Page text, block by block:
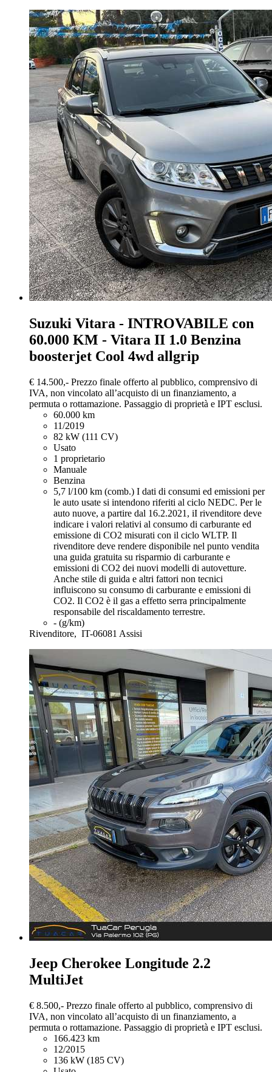
Suzuki Vitara - INTROVABILE con
60.000 KM - Vitara II 1.0 Benzina
boosterjet Cool 4wd allgrip
€ 14.500,- Prezzo finale offerto al pubblico, comprensivo di
IVA, non vincolato all’acquisto di un finanziamento, a
permuta o rottamazione. Passaggio di proprietà e IPT esclusi.
60.000 km
11/2019
82 kW (111 CV)
Usato
1 proprietario
Manuale
Benzina
5,7 l/100 km (comb.) I dati di consumi ed emissioni per
le auto usate si intendono riferiti al ciclo NEDC. Per le
auto nuove, a partire dal 16.2.2021, iI rivenditore deve
indicare i valori relativi al consumo di carburante ed
emissione di CO2 misurati con il ciclo WLTP. Il
rivenditore deve rendere disponibile nel punto vendita
una guida gratuita su risparmio di carburante e
emissioni di CO2 dei nuovi modelli di autovetture.
Anche stile di guida e altri fattori non tecnici
influiscono su consumo di carburante e emissioni di
CO2. Il CO2 è il gas a effetto serra principalmente
responsabile del riscaldamento terrestre.
- (g/km)
Rivenditore, IT-06081 Assisi
Jeep Cherokee Longitude 2.2
MultiJet
€ 8.500,- Prezzo finale offerto al pubblico, comprensivo di
IVA, non vincolato all’acquisto di un finanziamento, a
permuta o rottamazione. Passaggio di proprietà e IPT esclusi.
166.423 km
12/2015
136 kW (185 CV)